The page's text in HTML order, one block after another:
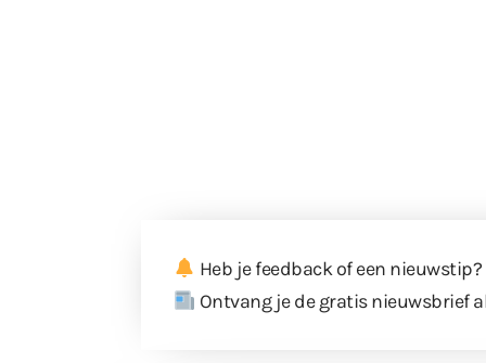
Heb je feedback of een nieuwstip?
Ontvang je de gratis nieuwsbrief